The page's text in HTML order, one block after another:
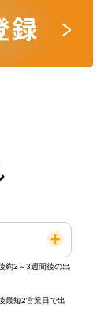
約2～3週間後の出
最短2営業日で出